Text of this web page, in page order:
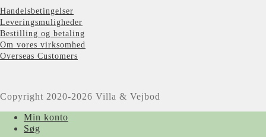
Handelsbetingelser
Leveringsmuligheder
Bestilling og betaling
Om vores virksomhed
Overseas Customers
Copyright 2020-2026 Villa & Vejbod
Min konto
Søg